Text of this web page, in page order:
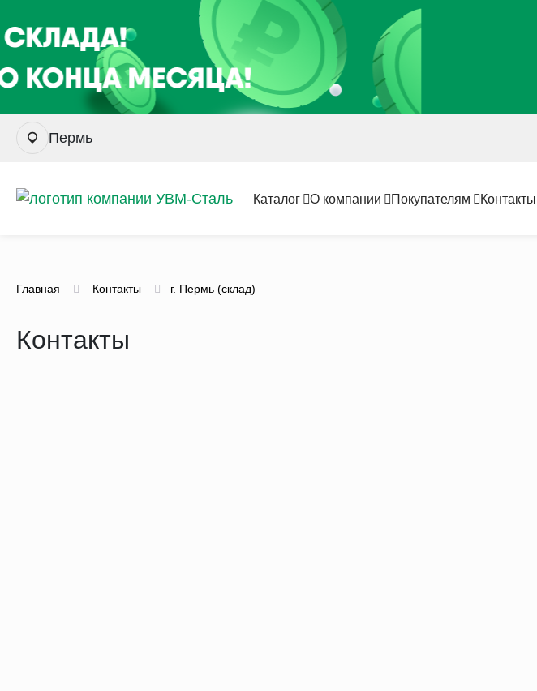
Пермь
Каталог О компании Покупателям Контакты
Главная Контакты г. Пермь (склад)
Контакты